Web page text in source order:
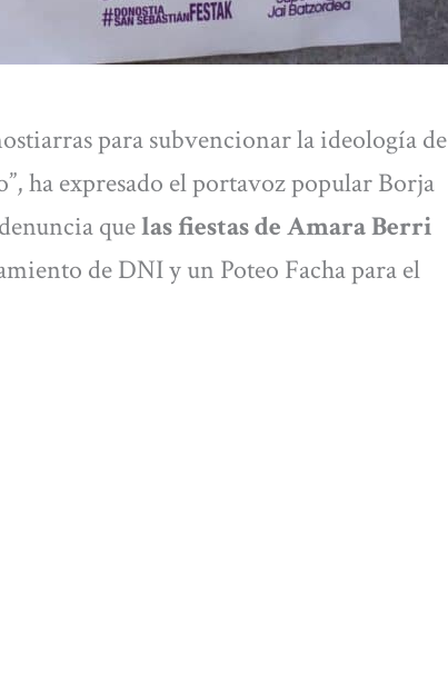
para subvencionar la ideología de
ha expresado el portavoz popular Borja
quelas fiestas de Amara Berri
de DNI y un Poteo Facha para el